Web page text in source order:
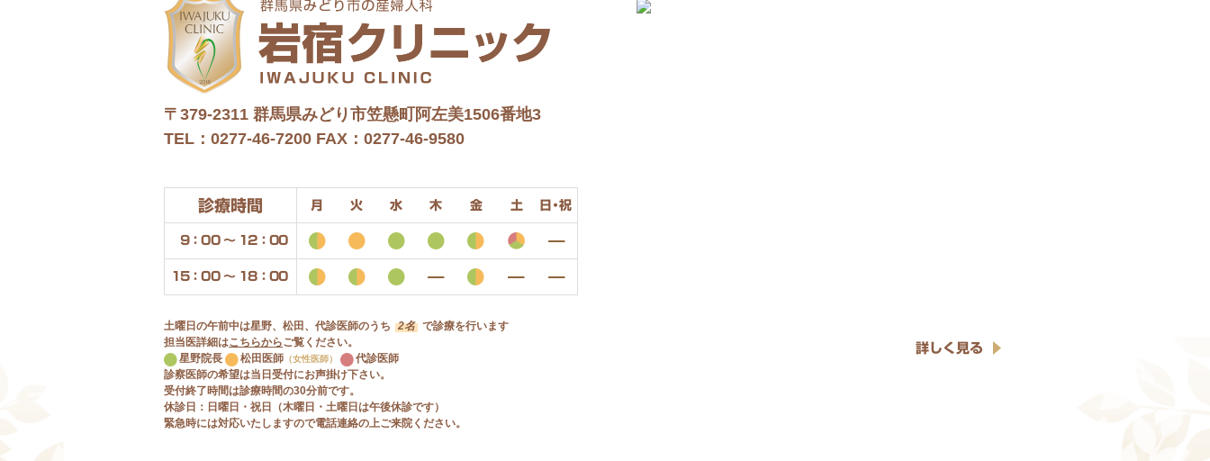
〒379-2311 群馬県みどり市笠懸町阿左美1506番地3
TEL：0277-46-7200 FAX：0277-46-9580
診療時間 月 火 水 木 金 土 日・祝
9：00 〜 12：00
15：00 〜 18：00
土曜日の午前中は星野、松田、代診医師のうち 2名 で診療を行います
担当医詳細はこちらからご覧ください。
星野院長
松田医師 （女性医師）
代診医師
診察医師の希望は当日受付にお声掛け下さい。
受付終了時間は診療時間の30分前です。
休診日：日曜日・祝日（木曜日・土曜日は午後休診です）
緊急時には対応いたしますので電話連絡の上ご来院ください。
詳しく見る